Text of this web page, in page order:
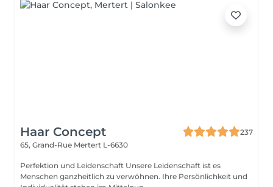
Haar Concept
237
65, Grand-Rue Mertert L-6630
Perfektion und Leidenschaft Unsere Leidenschaft ist es
Menschen ganzheitlich zu verwöhnen. Ihre Persönlichkeit und